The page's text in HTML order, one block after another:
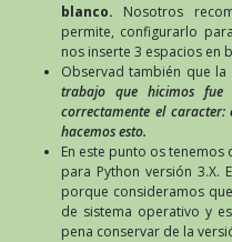
blanco. Nosotros
permite, configurarlo
nos inserte 3 espacios en
Observad también que
trabajo que hicimos
correctamente el
hacemos esto.
En este punto os
para Python versión 3.X.
porque consideramos
de sistema operativo y
pena conservar de la